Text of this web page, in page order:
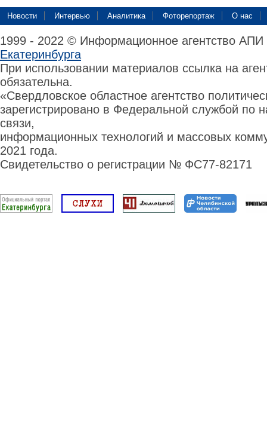
Новости Интервью Аналитика Фоторепортаж О нас
1999 - 2022 © Информационное агентство
Екатеринбурга
При использовании материалов ссылка на
обязательна.
«Свердловское областное агентство
зарегистрировано в Федеральной службой по
связи,
информационных технологий и массовых
2021 года.
Свидетельство о регистрации № ФС77-82171